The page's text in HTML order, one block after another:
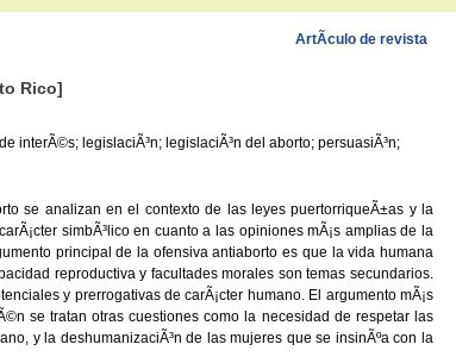
ArtÃ­culo de revista
Rico]
interÃ©s; legislaciÃ³n; legislaciÃ³n del aborto; persuasiÃ³n;
se analizan en el contexto de las leyes puertorriqueÃ±as y la
simbÃ³lico en cuanto a las opiniones mÃ¡s amplias de la
principal de la ofensiva antiaborto es que la vida humana
reproductiva y facultades morales son temas secundarios.
y prerrogativas de carÃ¡cter humano. El argumento mÃ¡s
se tratan otras cuestiones como la necesidad de respetar las
y la deshumanizaciÃ³n de las mujeres que se insinÃºa con la